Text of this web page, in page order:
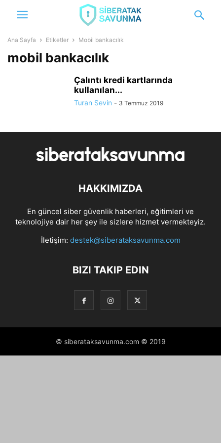
Ana Sayfa Etiketler Mobil bankacılık
mobil bankacılık
Çalıntı kredi kartlarında
kullanılan...
Turan Sevin - 3 Temmuz 2019
HAKKIMIZDA
En güncel siber güvenlik haberleri, eğitimleri ve
teknolojiye dair her şey ile sizlere hizmet vermekteyiz.
İletişim: destek@siberataksavunma.com
BIZI TAKIP EDIN
© siberataksavunma.com © 2019